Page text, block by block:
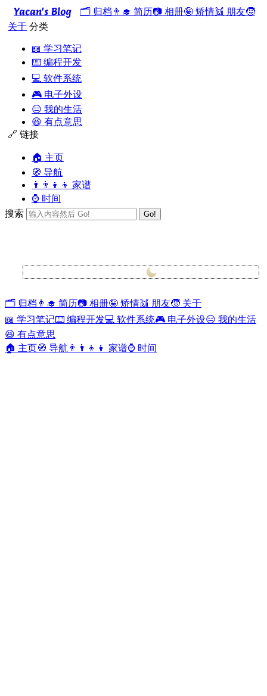
Yacan's Blog 🗂️ 归档 👨‍🎓 简历📷 相册🤪 矫情👯 朋友🧒
关于 分类
📖 学习笔记
⌨️ 编程开发
💻 软件系统
🎮 电子外设
😑 我的生活
😆 有点意思
🔗 链接
🏠 主页
🧭 导航
👨‍👨‍👦‍👦 家谱
⌚ 时间
搜索
Go!
🗂️ 归档 👨‍🎓 简历📷 相册🤪 矫情👯 朋友🧒 关于
📖 学习笔记⌨️ 编程开发💻 软件系统🎮 电子外设😑 我的生活
😆 有点意思
🏠 主页🧭 导航 👨‍👨‍👦‍👦 家谱⌚ 时间